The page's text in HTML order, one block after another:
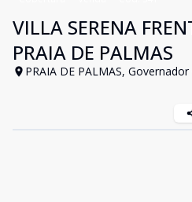
VILLA SERENA
PRAIA DE PALMAS
PRAIA DE PALMAS,